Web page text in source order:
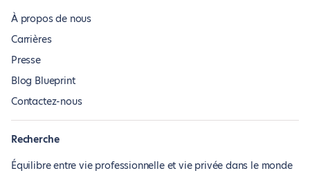
À propos de nous
Carrières
Presse
Blog Blueprint
Contactez-nous
Recherche
Équilibre entre vie professionnelle et vie privée dans le monde